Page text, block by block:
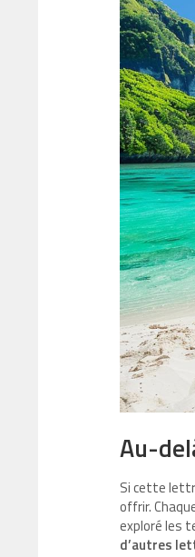
Au-
Si cette
offrir.
exploré les
d’autres